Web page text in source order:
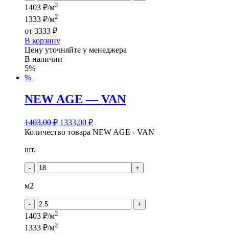
1403 ₽/м2
1333 ₽/м2
от 3333 ₽
В корзину
Цену уточняйте у менеджера
В наличии
5%
%
NEW AGE — VAN
1403,00₽ 1333,00 ₽
Количество товара NEW AGE - VAN
шт.
- +
м2
- +
1403 ₽/м2
1333 ₽/м2